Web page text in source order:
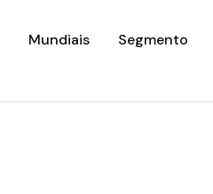
Mundiais Segmento